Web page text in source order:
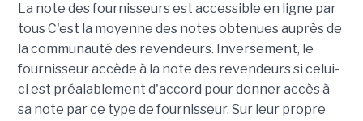
La note des fournisseurs est accessible en ligne par
tous C'est la moyenne des notes obtenues auprès de
la communauté des revendeurs. Inversement, le
fournisseur accède à la note des revendeurs si celui-
ci est préalablement d'accord pour donner accès à
sa note par ce type de fournisseur. Sur leur propre